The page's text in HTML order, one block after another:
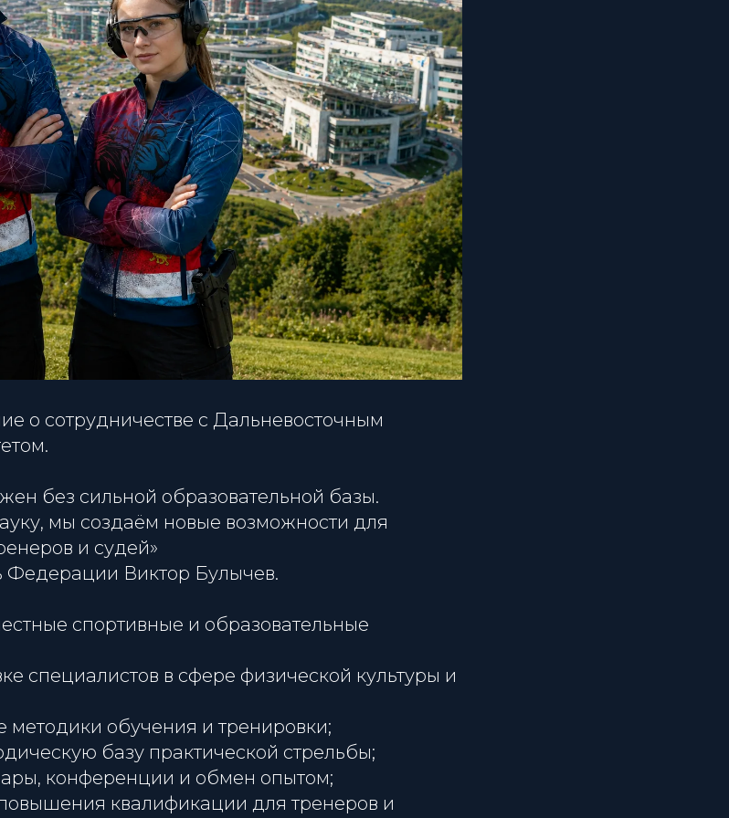
о сотрудничестве с Дальневосточным
без сильной образовательной базы.
мы создаём новые возможности для
и судей»
Федерации Виктор Булычев.
спортивные и образовательные
специалистов в сфере физической культуры и
обучения и тренировки;
базу практической стрельбы;
конференции и обмен опытом;
квалификации для тренеров и